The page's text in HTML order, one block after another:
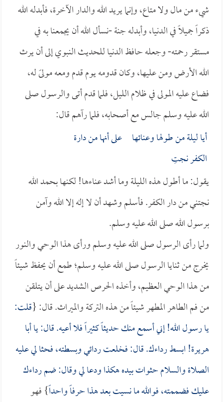
شيء من مال ولا متاع، وإنما يريد الله والدار الآخرة، فأبدله الله
ذكراً جميلاً في الدنيا، وأبدله جنة -نسأل الله أن يجمعنا به في
مستقر رحمته- وجعله حافظ الدنيا للحديث النبوي إلى أن يرث
الله الأرض ومن عليها، وكان قدومه يوم قدم ومعه مولىً له،
فضاع عليه المولى في ظلام الليل، فلما قدم أتى والرسول صلى
الله عليه وسلم جالس مع أصحابه، فلما رآهم قال:
أيا ليلة من طولها وعنائها على أنها من دارة
الكفر نجتِ
يقول: ما أطول هذه الليلة وما أشد عناءها! لكنها بحمد الله
نجتني من دار الكفر. فأسلم وشهد أن لا إله إلا الله وآمن
برسول الله صلى الله عليه وسلم.
ولما رأى الرسول صلى الله عليه وسلم ورأى هذا الوحي والنور
يخرج من ثنايا الرسول صلى الله عليه وسلم؛ طمع أن يحفظ شيئاً
من هذا الوحي العظيم، وأخذه الحرص الشديد على أن يتلقن
من فم الطاهر المطهر شيئاً من هذه التركة والميراث. قال: {قلت:
يا رسول الله! إني أسمع منك حديثاً كثيراً فلا أعيه. قال: ياأبا
هريرة! ابسط رداءك. قال: فخلعت ردائي وبسطته، فحثا لي عليه
الصلاة والسلام حثوات بيده هكذا ودعا لي وقال: ضم رداءك
عليك فضممته، فوالله ما نسيت بعد هذا حرفاً واحداً} فهو